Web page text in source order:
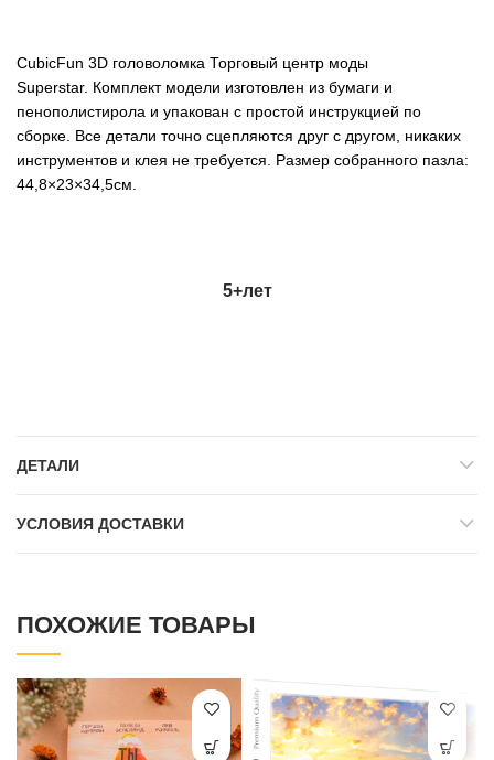
CubicFun 3D головоломка Торговый центр моды
Superstar. Комплект модели изготовлен из бумаги и
пенополистирола и упакован с простой инструкцией по
сборке. Все детали точно сцепляются друг с другом, никаких
инструментов и клея не требуется. Размер собранного пазла:
44,8×23×34,5см.
5+лет
ДЕТАЛИ
УСЛОВИЯ ДОСТАВКИ
ПОХОЖИЕ ТОВАРЫ